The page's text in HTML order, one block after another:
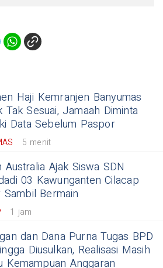
Haji Kemranjen Banyumas
Tak Sesuai, Jamaah Diminta
Data Sebelum Paspor
5 menit
Australia Ajak Siswa SDN
03 Kawunganten Cilacap
Sambil Bermain
1 jam
dan Dana Purna Tugas BPD
Diusulkan, Realisasi Masih
Kemampuan Anggaran